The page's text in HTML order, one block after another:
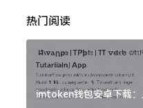
热门阅读
imtoken钱包安卓下载